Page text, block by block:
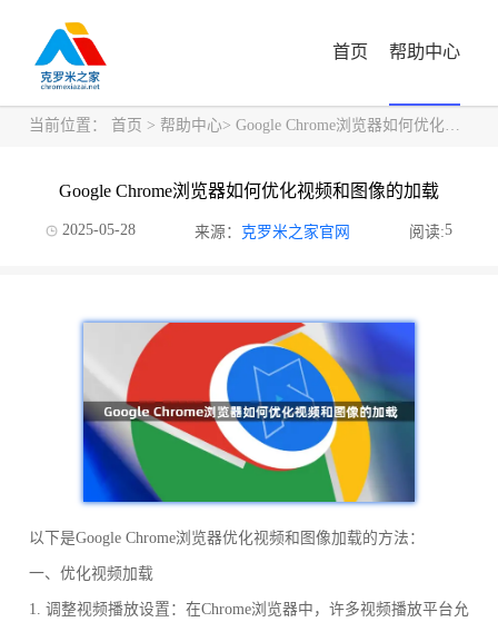
首页 帮助中心
当前位置： 首页 > 帮助中心> Google Chrome浏览器如何优化视频和图像的加载
Google Chrome浏览器如何优化视频和图像的加载
2025-05-28 来源： 克罗米之家官网 阅读:5
以下是Google Chrome浏览器优化视频和图像加载的方法：
一、优化视频加载
1. 调整视频播放设置：在Chrome浏览器中，许多视频播放平台允